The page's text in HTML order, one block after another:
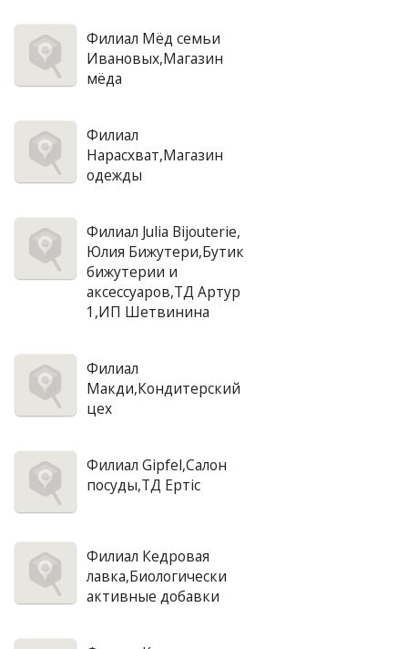
Филиал Мёд семьи
Ивановых,Магазин
мёда
Филиал
Нарасхват,Магазин
одежды
Филиал Julia Bijouterie,
Юлия Бижутери,Бутик
бижутерии и
аксессуаров,ТД Артур
1,ИП Шетвинина
Филиал
Макди,Кондитерский
цех
Филиал Gipfel,Салон
посуды,ТД Ертiс
Филиал Кедровая
лавка,Биологически
активные добавки